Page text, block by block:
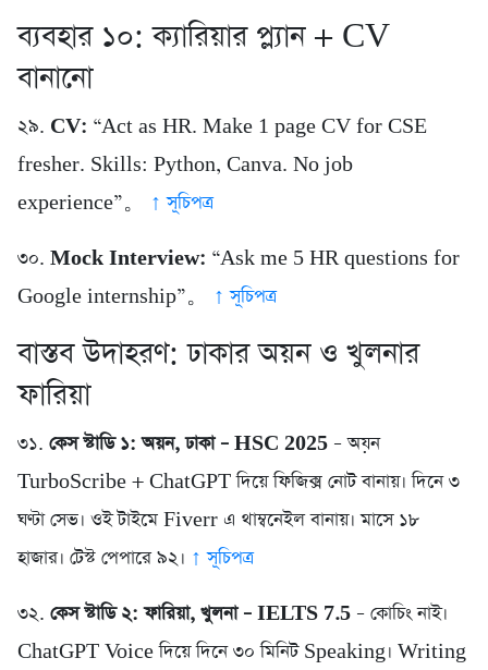
ব্যবহার ১০: ক্যারিয়ার প্ল্যান + CV
বানানো
২৯. CV: “Act as HR. Make 1 page CV for CSE
fresher. Skills: Python, Canva. No job
experience”。 ↑ সূচিপত্র
৩০. Mock Interview: “Ask me 5 HR questions for
Google internship”。 ↑ সূচিপত্র
বাস্তব উদাহরণ: ঢাকার অয়ন ও খুলনার
ফারিয়া
৩১. কেস স্টাডি ১: অয়ন, ঢাকা – HSC 2025 – অয়ন
TurboScribe + ChatGPT দিয়ে ফিজিক্স নোট বানায়। দিনে ৩
ঘণ্টা সেভ। ওই টাইমে Fiverr এ থাম্বনেইল বানায়। মাসে ১৮
হাজার। টেস্ট পেপারে ৯২। ↑ সূচিপত্র
৩২. কেস স্টাডি ২: ফারিয়া, খুলনা – IELTS 7.5 – কোচিং নাই।
ChatGPT Voice দিয়ে দিনে ৩০ মিনিট Speaking। Writing